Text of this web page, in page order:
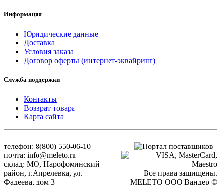
Информация
Юридические данные
Доставка
Условия заказа
Договор оферты (интернет-эквайринг)
Служба поддержки
Контакты
Возврат товара
Карта сайта
телефон: 8(800) 550-06-10
почта: info@meleto.ru
склад: МО, Нарофоминский
район, г.Апрелевка, ул.
Фадеева, дом 3
Все права защищены.
MELETO OOO Вандер ©